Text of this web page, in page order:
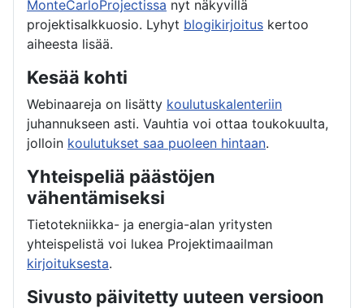
MonteCarloProjectissa nyt näkyvillä
projektisalkkuosio. Lyhyt blogikirjoitus kertoo
aiheesta lisää.
Kesää kohti
Webinaareja on lisätty koulutuskalenteriin
juhannukseen asti. Vauhtia voi ottaa toukokuulta,
jolloin koulutukset saa puoleen hintaan.
Yhteispeliä päästöjen
vähentämiseksi
Tietotekniikka- ja energia-alan yritysten
yhteispelistä voi lukea Projektimaailman
kirjoituksesta.
Sivusto päivitetty uuteen versioon